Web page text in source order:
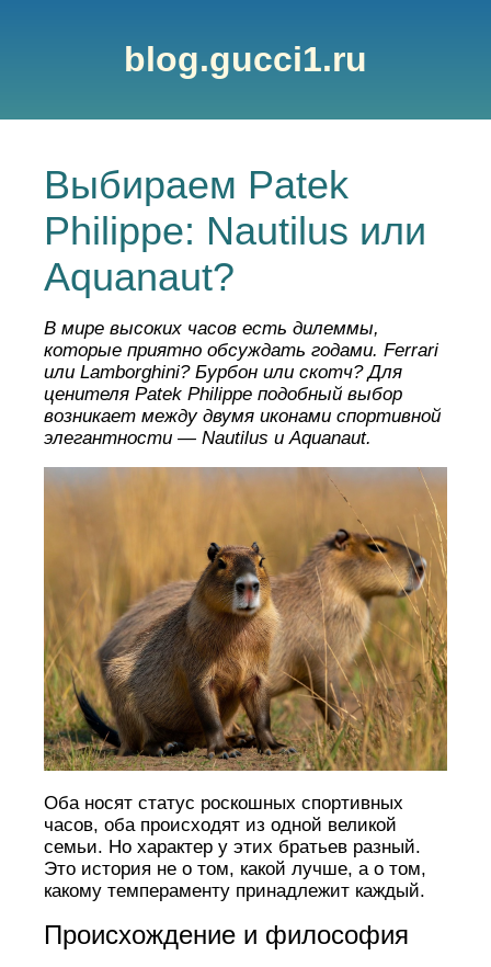
blog.gucci1.ru
Выбираем Patek
Philippe: Nautilus или
Aquanaut?
В мире высоких часов есть дилеммы,
которые приятно обсуждать годами. Ferrari
или Lamborghini? Бурбон или скотч? Для
ценителя Patek Philippe подобный выбор
возникает между двумя иконами спортивной
элегантности — Nautilus и Aquanaut.
Оба носят статус роскошных спортивных
часов, оба происходят из одной великой
семьи. Но характер у этих братьев разный.
Это история не о том, какой лучше, а о том,
какому темпераменту принадлежит каждый.
Происхождение и философия